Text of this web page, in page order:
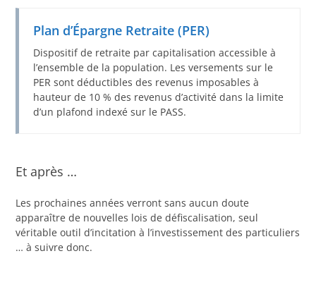
Plan d’Épargne Retraite (PER)
Dispositif de retraite par capitalisation accessible à
l’ensemble de la population. Les versements sur le
PER sont déductibles des revenus imposables à
hauteur de 10 % des revenus d’activité dans la limite
d’un plafond indexé sur le PASS.
Et après …
Les prochaines années verront sans aucun doute
apparaître de nouvelles lois de défiscalisation, seul
véritable outil d’incitation à l’investissement des particuliers
… à suivre donc.